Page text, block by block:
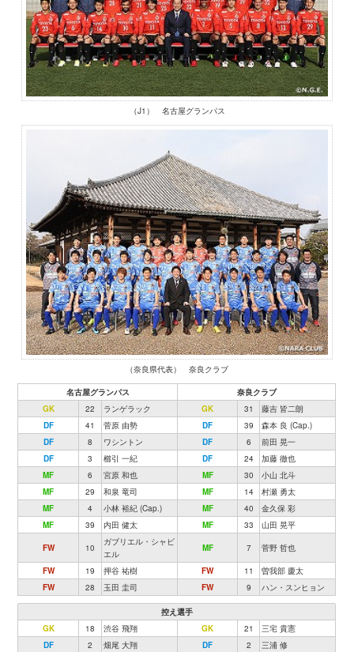
（J1） 名古屋グランパス
（奈良県代表） 奈良クラブ
名古屋グランパス
奈良クラブ
GK
22 ランゲラック GK 31
藤吉 皆二朗
DF
41 菅原 由勢 DF 39
森本 良 (Cap.)
DF
8 ワシントン DF 6
前田 晃一
DF
3 櫛引 一紀 DF 24
加藤 徹也
MF
6 宮原 和也 MF 30
小山 北斗
MF
29 和泉 竜司 MF 14
村瀬 勇太
MF
4 小林 裕紀 (Cap.) MF 40
金久保 彩
MF
39 内田 健太 MF 33 山田 晃平
FW 10
ガブリエル・シャビ
エル
MF 7 菅野 哲也
FW 19 押谷 祐樹 FW 11
曽我部 慶太
FW
28 玉田 圭司 FW 9 ハン・スンヒョン
控え選手
GK
18 渋谷 飛翔 GK 21
三宅 貴憲
DF
2 畑尾 大翔 DF 2 三浦 修